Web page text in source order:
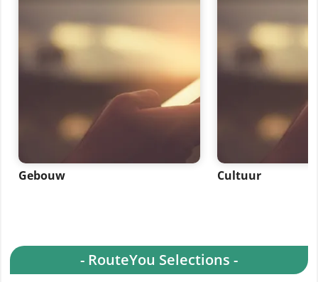
Gebouw Cultuur
- RouteYou Selections -